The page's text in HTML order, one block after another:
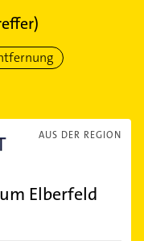
AUS DER REGION
Elberfeld